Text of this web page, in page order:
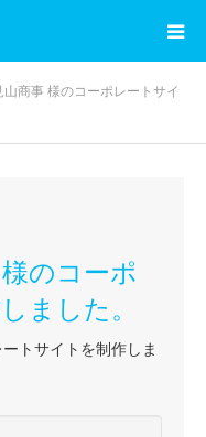
商事 様のコーポレートサイ
のコーポ
ました。
トサイトを制作しま